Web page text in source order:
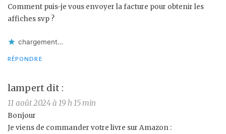
Comment puis-je vous envoyer la facture pour obtenir les
affiches svp ?
chargement…
RÉPONDRE
lampert dit :
11 août 2024 à 19 h 15 min
Bonjour
Je viens de commander votre livre sur Amazon :